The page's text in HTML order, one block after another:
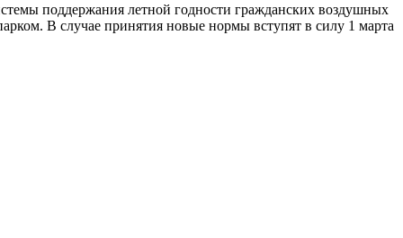
поддержания летной годности гражданских воздушных
В случае принятия новые нормы вступят в силу 1 марта